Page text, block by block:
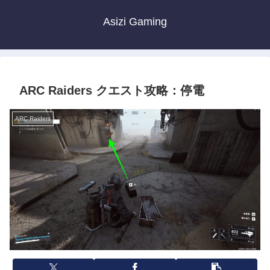
Asizi Gaming
ARC Raiders クエスト攻略：停電
ARC Raiders